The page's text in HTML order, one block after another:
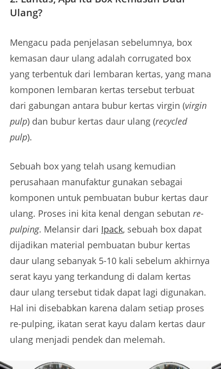
Ulang?
Mengacu pada penjelasan sebelumnya, box
kemasan daur ulang adalah corrugated box
yang terbentuk dari lembaran kertas, yang mana
komponen lembaran kertas tersebut terbuat
dari gabungan antara bubur kertas virgin (virgin
pulp) dan bubur kertas daur ulang (recycled
pulp).
Sebuah box yang telah usang kemudian
perusahaan manufaktur gunakan sebagai
komponen untuk pembuatan bubur kertas daur
ulang. Proses ini kita kenal dengan sebutan re-
pulping. Melansir dari Ipack, sebuah box dapat
dijadikan material pembuatan bubur kertas
daur ulang sebanyak 5-10 kali sebelum akhirnya
serat kayu yang terkandung di dalam kertas
daur ulang tersebut tidak dapat lagi digunakan.
Hal ini disebabkan karena dalam setiap proses
re-pulping, ikatan serat kayu dalam kertas daur
ulang menjadi pendek dan melemah.